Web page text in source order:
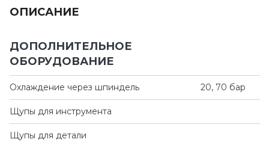
ОПИСАНИЕ
ДОПОЛНИТЕЛЬНОЕ
ОБОРУДОВАНИЕ
Охлаждение через шпиндель 20, 70 бар
Щупы для инструмента
Щупы для детали